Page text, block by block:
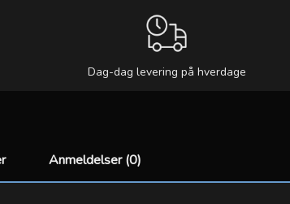
Dag-dag levering på hverdage
Anmeldelser (0)